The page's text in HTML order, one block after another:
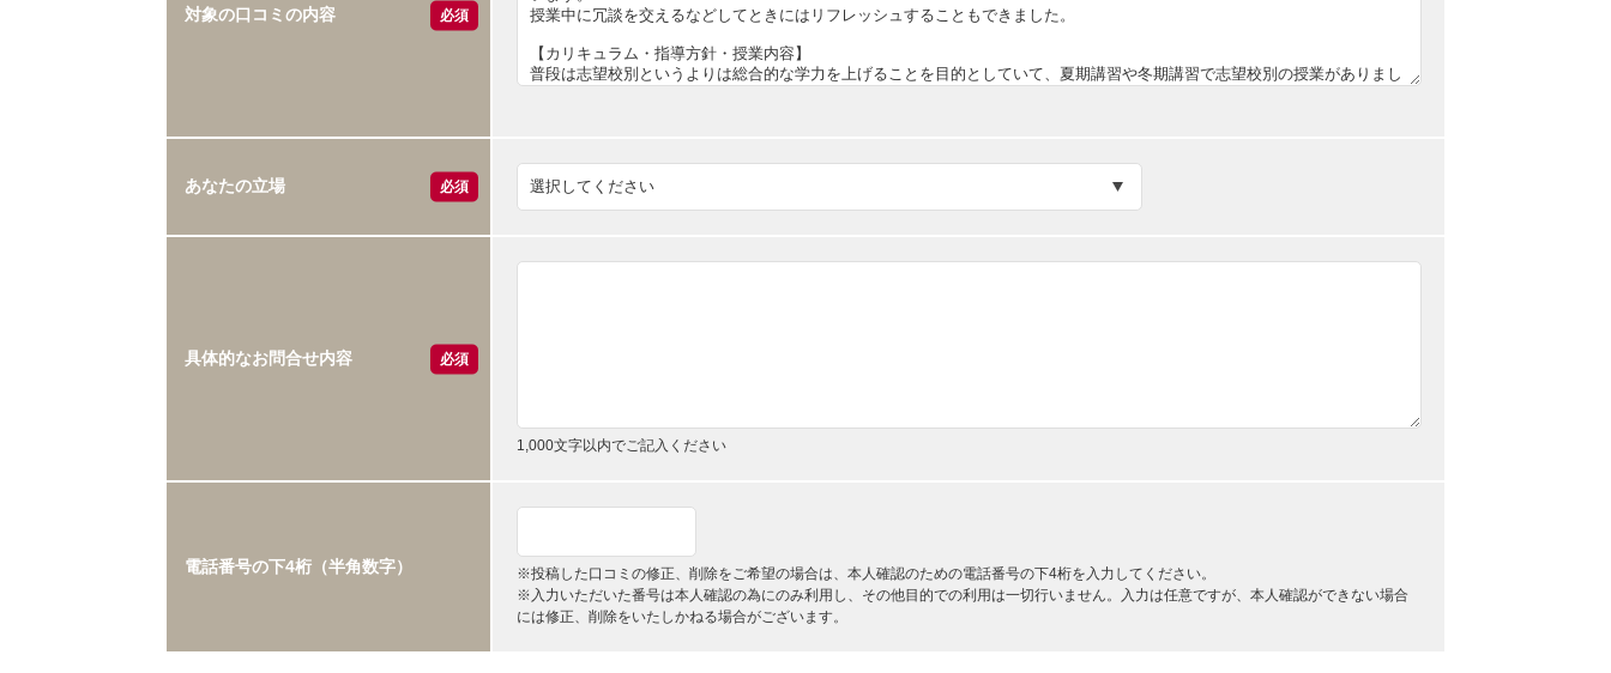
対象の口コミの内容 必須
あなたの立場 必須
具体的なお問合せ内容 必須
1,000文字以内でご記入ください
電話番号の下4桁（半角数字）
※投稿した口コミの修正、削除をご希望の場合は、本人確認のための電話番号の下4桁を入力してください。
※入力いただいた番号は本人確認の為にのみ利用し、その他目的での利用は一切行いません。入力は任意ですが、本人確認ができない場合
には修正、削除をいたしかねる場合がございます。